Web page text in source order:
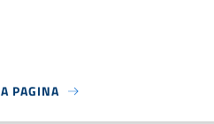
PAGINA